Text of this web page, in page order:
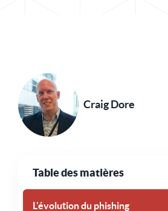
Craig Dore
Table des matières
L'évolution du phishing